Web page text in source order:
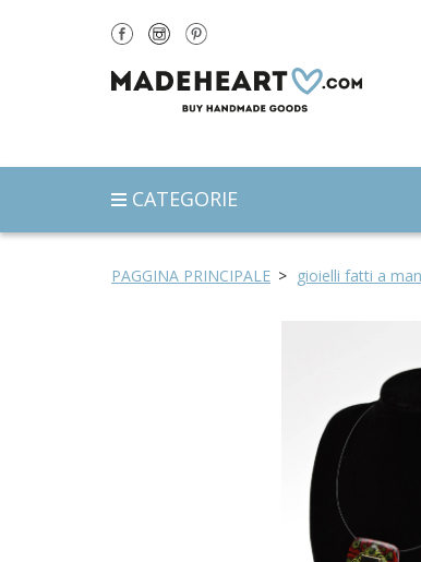
PAGGINA PRINCIPALE gioielli fatti a
CATEGORIE